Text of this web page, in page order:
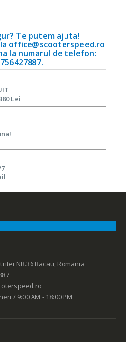
Te putem ajuta!
office@scooterspeed.ro
la numarul de telefon:
Lei
NR.36 Bacau, Romania
/ 9:00 AM - 18:00 PM